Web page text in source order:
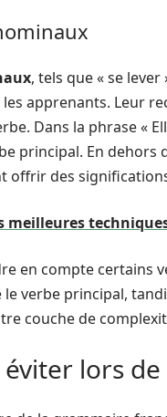
, tels que « se
apprenants. Leur
Dans la phrase «
principal. En
offrir des
meilleures
en compte certains
le verbe principal,
couche de
éviter lors